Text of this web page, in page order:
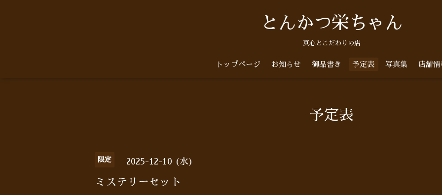
とんかつ栄ちゃん
真心とこだわりの店
トップページ お知らせ 御品書き 予定表 写真集 店舗情
予定表
限定 2025-12-10 (水)
ミステリーセット